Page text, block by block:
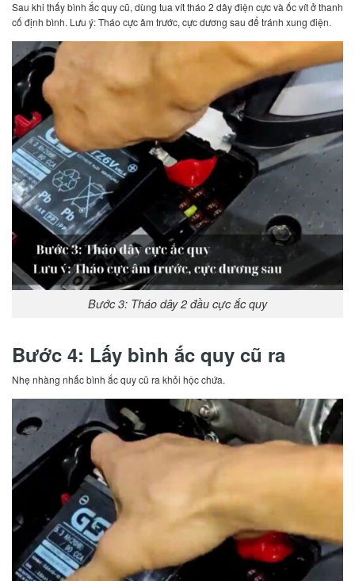
Sau khi thấy bình ắc quy cũ, dùng tua vít tháo 2 dây điện cực và ốc vít ở thanh
cố định bình. Lưu ý: Tháo cực âm trước, cực dương sau để tránh xung điện.
Bước 3: Tháo dây 2 đầu cực ắc quy
Bước 4: Lấy bình ắc quy cũ ra
Nhẹ nhàng nhấc bình ắc quy cũ ra khỏi hộc chứa.